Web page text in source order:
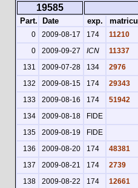
19585
Part. Date exp.
0 2009-08-17 174
11210
0
2009-09-27 ICN
11337
131
2009-07-28 134
2976
132
2009-08-15 174
29343
133
2009-08-16 174
51942
134
2009-08-18
FIDE
135
2009-08-19
FIDE
136
2009-08-20 174
48381
137
2009-08-21 174
2739
138
2009-08-22 174
12661